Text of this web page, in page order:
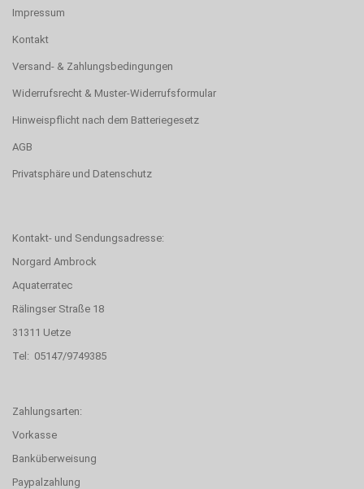
Impressum
Kontakt
Versand- & Zahlungsbedingungen
Widerrufsrecht & Muster-Widerrufsformular
Hinweispflicht nach dem Batteriegesetz
AGB
Privatsphäre und Datenschutz
Kontakt- und Sendungsadresse:
Norgard Ambrock
Aquaterratec
Rälingser Straße 18
31311 Uetze
Tel: 05147/9749385
Zahlungsarten:
Vorkasse
Banküberweisung
Paypalzahlung